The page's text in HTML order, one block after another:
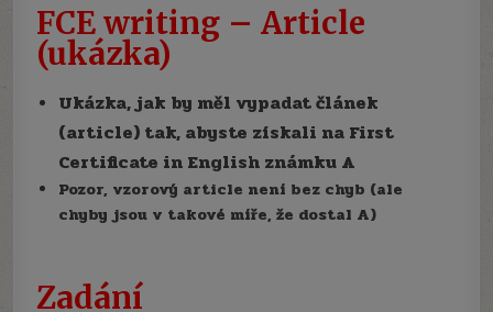
FCE writing – Article
(ukázka)
Ukázka, jak by měl vypadat článek
(article) tak, abyste získali na First
Certificate in English známku A
Pozor, vzorový article není bez chyb (ale
chyby jsou v takové míře, že dostal A)
Zadání